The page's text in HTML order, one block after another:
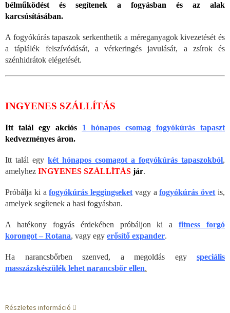
bélműködést és segítenek a fogyásban és az alak
karcsúsításában.
A fogyókúrás tapaszok serkenthetik a méreganyagok kivezetését és
a táplálék felszívódását, a vérkeringés javulását, a zsírok és
szénhidrátok elégetését.
INGYENES SZÁLLÍTÁS
Itt talál egy akciós
1 hónapos csomag fogyókúrás tapaszt
kedvezményes áron.
Itt talál egy két hónapos csomagot a fogyókúrás tapaszokból,
amelyhez INGYENES SZÁLLÍTÁS jár.
Próbálja ki afogyókúrás leggingseket vagy afogyókúrás övet is,
amelyek segítenek a hasi fogyásban.
A hatékony fogyás érdekében próbáljon ki afitness forgó
korongot – Rotana, vagy egy erősítő expander.
Ha narancsbőrben szenved, a megoldás egy speciális
masszázskészülék lehet narancsbőr ellen.
Részletes információ